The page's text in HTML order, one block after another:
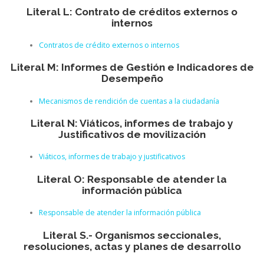
Literal L: Contrato de créditos externos o
internos
Contratos de crédito externos o internos
Literal M: Informes de Gestión e Indicadores de
Desempeño
Mecanismos de rendición de cuentas a la ciudadanía
Literal N: Viáticos, informes de trabajo y
Justificativos de movilización
Viáticos, informes de trabajo y justificativos
Literal O: Responsable de atender la
información pública
Responsable de atender la información pública
Literal S.- Organismos seccionales,
resoluciones, actas y planes de desarrollo